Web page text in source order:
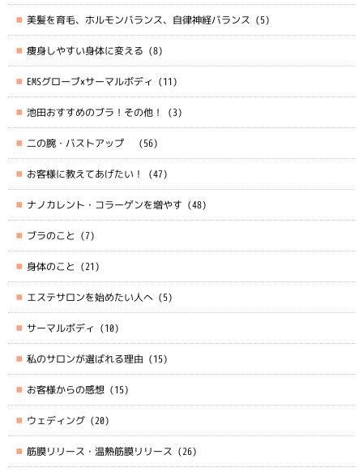
美髪を育毛、ホルモンバランス、自律神経バランス (5)
痩身しやすい身体に変える (8)
EMSグローブ×サーマルボディ (11)
池田おすすめのブラ！その他！ (3)
二の腕・バストアップ (56)
お客様に教えてあげたい！ (47)
ナノカレント・コラーゲンを増やす (48)
ブラのこと (7)
身体のこと (21)
エステサロンを始めたい人へ (5)
サーマルボディ (10)
私のサロンが選ばれる理由 (15)
お客様からの感想 (15)
ウェディング (20)
筋膜リリース・温熱筋膜リリース (26)